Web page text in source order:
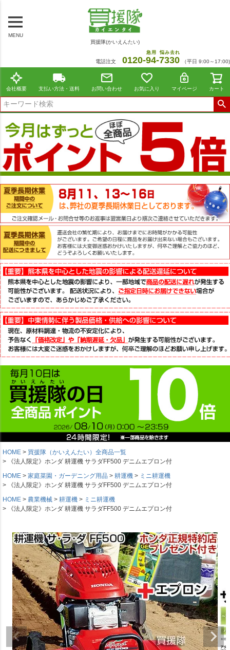
MENU
買援隊(かいえんたい)
電話注文 0120-94
急用
-7330
悩み去れ
（平日 9:00～17:00)
会社概要 支払い方法・送料 お問い合わせ お気に入り マイページ カート
HOME
買援隊（かいえんたい）全商品一覧
《法人限定》ホンダ 耕運機 サラダFF500 デニムエプロン付
HOME
家庭菜園・ガーデニング用品 耕運機
ミニ耕運機
《法人限定》ホンダ 耕運機 サラダFF500 デニムエプロン付
HOME
農業機械 耕運機
ミニ耕運機
《法人限定》ホンダ 耕運機 サラダFF500 デニムエプロン付